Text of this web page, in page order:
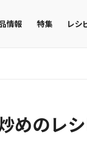
情報 特集 レシ
めのレ